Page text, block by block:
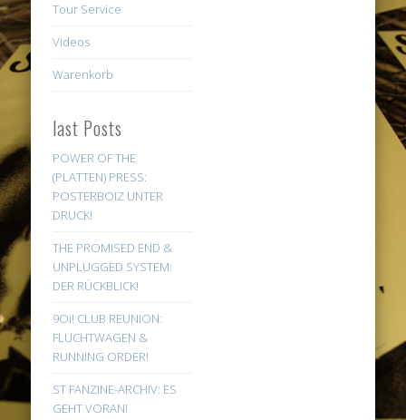
Tour Service
Videos
Warenkorb
last Posts
POWER OF THE
(PLATTEN) PRESS:
POSTERBOIZ UNTER
DRUCK!
THE PROMISED END &
UNPLUGGED SYSTEM:
DER RÜCKBLICK!
9Oi! CLUB REUNION:
FLUCHTWAGEN &
RUNNING ORDER!
ST FANZINE-ARCHIV: ES
GEHT VORAN!